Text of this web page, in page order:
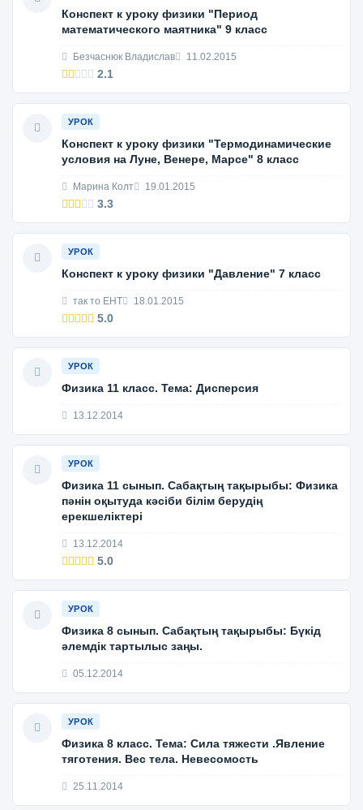
Конспект к уроку физики "Период
математического маятника" 9 класс
Безчаснюк Владислав 11.02.2015
2.1
УРОК
Конспект к уроку физики "Термодинамические
условия на Луне, Венере, Марсе" 8 класс
Марина Колт 19.01.2015
3.3
УРОК
Конспект к уроку физики "Давление" 7 класс
так то ЕНТ 18.01.2015
5.0
УРОК
Физика 11 класс. Тема: Дисперсия
13.12.2014
УРОК
Физика 11 сынып. Сабақтың тақырыбы: Физика
пәнін оқытуда кәсіби білім берудің
ерекшеліктері
13.12.2014
5.0
УРОК
Физика 8 сынып. Сабақтың тақырыбы: Бүкід
әлемдік тартылыс заңы.
05.12.2014
УРОК
Физика 8 класс. Тема: Сила тяжести .Явление
тяготения. Вес тела. Невесомость
25.11.2014